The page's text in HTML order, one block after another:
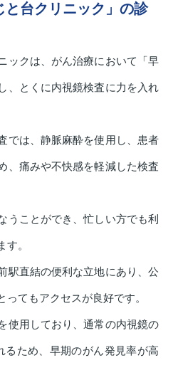
と台クリニック」の診
ックは、がん治療において「早
、とくに内視鏡検査に力を入れ
では、静脈麻酔を使用し、患者
、痛みや不快感を軽減した検査
うことができ、忙しい方でも利
。
駅直結の便利な立地にあり、公
てもアクセスが良好です。
使用しており、通常の内視鏡の
るため、早期のがん発見率が高